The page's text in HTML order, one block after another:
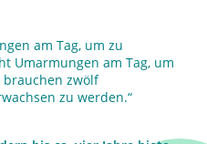
am Tag, um zu
Umarmungen am Tag, um
brauchen zwölf
zu werden.“